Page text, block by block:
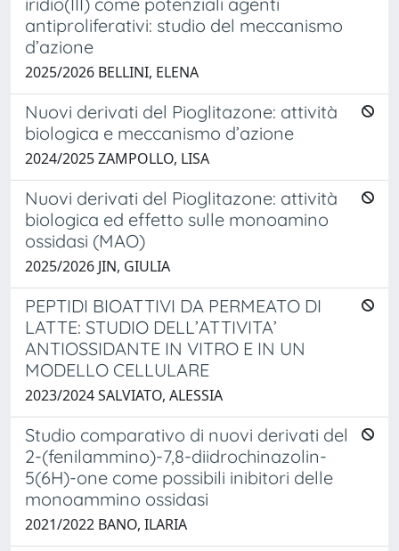
antiproliferativi: studio del meccanismo
d’azione
2025/2026 BELLINI, ELENA
Nuovi derivati del Pioglitazone: attività
biologica e meccanismo d’azione
2024/2025 ZAMPOLLO, LISA
Nuovi derivati del Pioglitazone: attività
biologica ed effetto sulle monoamino
ossidasi (MAO)
2025/2026 JIN, GIULIA
PEPTIDI BIOATTIVI DA PERMEATO DI
LATTE: STUDIO DELL’ATTIVITA’
ANTIOSSIDANTE IN VITRO E IN UN
MODELLO CELLULARE
2023/2024 SALVIATO, ALESSIA
Studio comparativo di nuovi derivati del
2-(fenilammino)-7,8-diidrochinazolin-
5(6H)-one come possibili inibitori delle
monoammino ossidasi
2021/2022 BANO, ILARIA